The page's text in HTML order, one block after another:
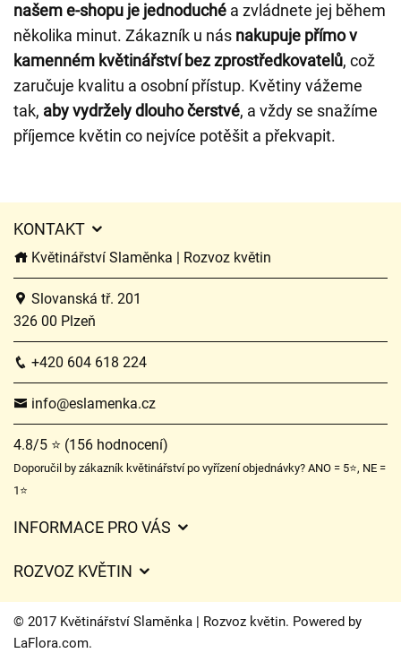
našem e-shopu je jednoduché a zvládnete jej během
několika minut. Zákazník u nás nakupuje přímo v
kamenném květinářství bez zprostředkovatelů, což
zaručuje kvalitu a osobní přístup. Květiny vážeme
tak, aby vydržely dlouho čerstvé, a vždy se snažíme
příjemce květin co nejvíce potěšit a překvapit.
KONTAKT
Květinářství Slaměnka | Rozvoz květin
Slovanská tř. 201
326 00 Plzeň
+420 604 618 224
info@eslamenka.cz
4.8/5 ⭐ (156 hodnocení)
Doporučil by zákazník květinářství po vyřízení objednávky? ANO = 5⭐, NE =
1⭐
INFORMACE PRO VÁS
Ochrana osobních údajů
Často kladené dotazy
ROZVOZ KVĚTIN
Ceny za doručení
Kam doručujeme květiny
© 2017 Květinářství Slaměnka | Rozvoz květin. Powered by
LaFlora.com.